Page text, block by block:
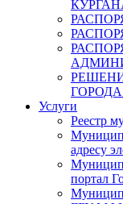
Услуги
Реестр
адресу
портал